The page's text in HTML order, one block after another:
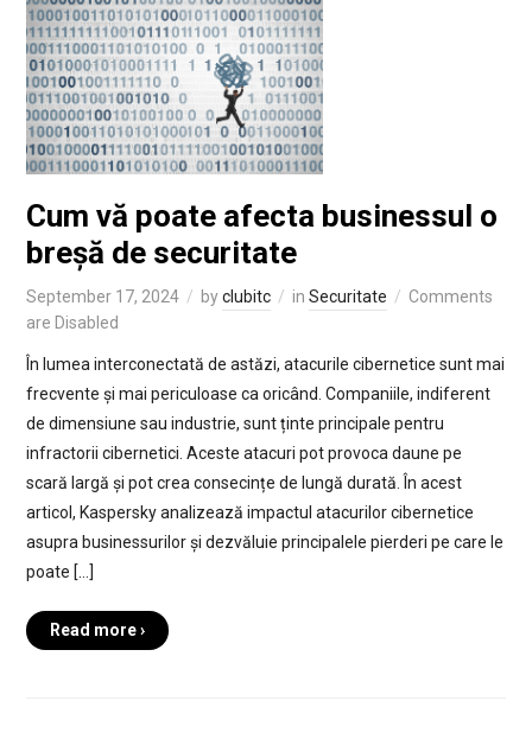
Cum vă poate afecta businessul o
breșă de securitate
September 17, 2024 byclubitc in Securitate
Comments
are Disabled
În lumea interconectată de astăzi, atacurile cibernetice sunt mai
frecvente și mai periculoase ca oricând. Companiile, indiferent
de dimensiune sau industrie, sunt ținte principale pentru
infractorii cibernetici. Aceste atacuri pot provoca daune pe
scară largă și pot crea consecințe de lungă durată. În acest
articol, Kaspersky analizează impactul atacurilor cibernetice
asupra businessurilor și dezvăluie principalele pierderi pe care le
poate […]
Read more ›